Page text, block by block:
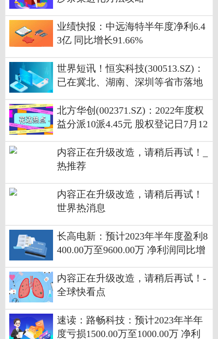
业绩快报：中远海特半年度净利6.4
3亿 同比增长91.66%
世界短讯！恒实科技(300513.SZ)：
已在冀北、湖南、深圳等省市落地
北方华创(002371.SZ)：2022年度权
益分派10派4.45元 股权登记日7月12
内容正在升级改造，请稍后再试！_
热推荐
内容正在升级改造，请稍后再试！
世界热消息
长高电新：预计2023年半年度盈利8
400.00万至9600.00万 净利润同比增
内容正在升级改造，请稍后再试！-
全球快看点
速读：路畅科技：预计2023年半年
度亏损1500.00万至1000.00万 净利